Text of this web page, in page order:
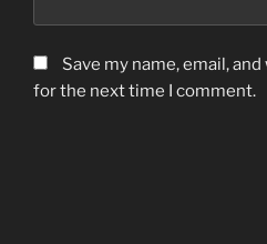
Save my name, email,
for the next time I comment.